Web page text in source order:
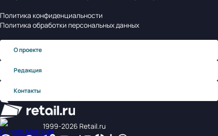
Политика конфиденциальности
Политика обработки персональных данных
О проекте
Редакция
Контакты
1999‑2026 Retail.ru